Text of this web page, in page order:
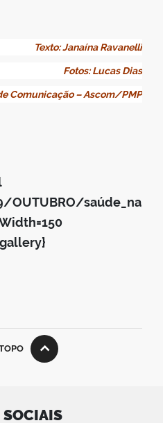
Texto: Janaína Ravanelli
Fotos: Lucas Dias
Comunicação – Ascom/PMP
OUTUBRO/
SOCIAIS